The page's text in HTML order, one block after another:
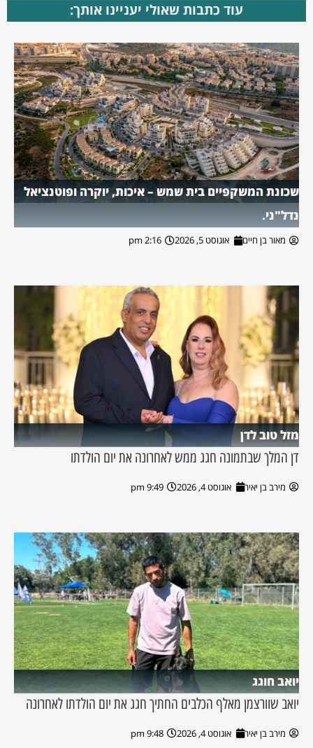
עוד כתבות שאולי יעניינו אותך:
שכונת המשקפיים בית שמש – איכות, יוקרה ופוטנציאל
נדל"ני.
מאור בן חיים אוגוסט 5, 2026 2:16 pm
מזל טוב לדן
דן המלך שבתמונה חגג ממש לאחרונה את יום הולדתו
מירב בן יאיר אוגוסט 4, 2026 9:49 pm
יואב חוגג
יואב שוורצמן מאלף הכלבים החתיך חגג את יום הולדתו לאחרונה
מירב בן יאיר אוגוסט 4, 2026 9:48 pm